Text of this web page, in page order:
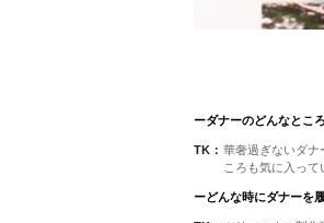
ーダナーのどんなとこ
TK： 華奢過ぎないダナ
ころも気に入って
ーどんな時にダナーを